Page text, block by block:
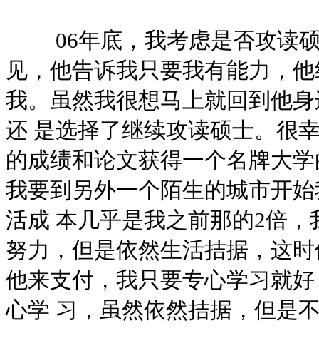
06年底，我考虑是否攻读硕
见，他告诉我只要我有能力，
我。虽然我很想马上就回到他
还 是选择了继续攻读硕士。很
的成绩和论文获得一个名牌大
我要到另外一个陌生的城市开
活成 本几乎是我之前那的2倍
努力，但是依然生活拮据，这
他来支付，我只要专心学习就
心学 习，虽然依然拮据，但是